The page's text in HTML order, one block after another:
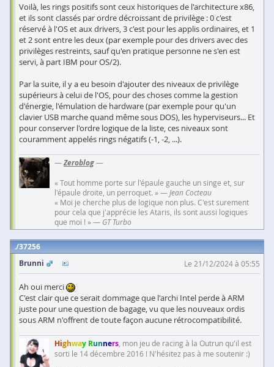
Voilà, les rings positifs sont ceux historiques de l'architecture x86,
et ils sont classés par ordre décroissant de privilège : 0 c'est
réservé à l'OS et aux drivers, 3 c'est pour les applis ordinaires, et 1
et 2 sont entre les deux (par exemple pour des drivers avec des
privilèges restreints, sauf qu'en pratique personne ne s'en est
servi, à part IBM pour OS/2).
Par la suite, il y a eu besoin d'ajouter des niveaux de privilège
supérieurs à celui de l'OS, pour des choses comme la gestion
d'énergie, l'émulation de hardware (par exemple pour qu'un
clavier USB marche quand même sous DOS), les hyperviseurs... Et
pour conserver l'ordre logique de la liste, ces niveaux sont
couramment appelés rings négatifs (-1, -2, ...).
—Zeroblog—
« Tout homme porte sur l'épaule gauche un singe et, sur
l'épaule droite, un perroquet. » — Jean Cocteau
« Moi je cherche plus de logique non plus. C'est surement
pour cela que j'apprécie les Ataris, ils sont aussi logiques
que moi ! » — GT Turbo
37256
Brunni
Le 21/12/2024 à 05:55
Ah oui merci
C'est clair que ce serait dommage que l'archi Intel perde à ARM
juste pour une question de bagage, vu que les nouveaux ordis
sous ARM n'offrent de toute façon aucune rétrocompatibilité.
Highway Runners , mon jeu de racing à la Outrun qu'il est
sorti le 14 décembre 2016 ! N'hésitez pas à me soutenir :)